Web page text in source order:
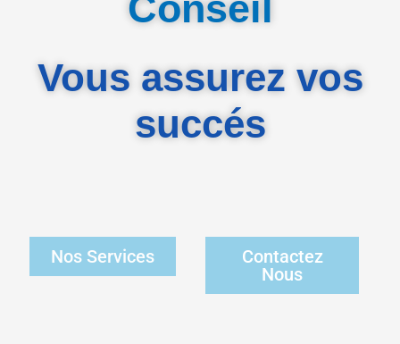
Vous assurez vos
succés
Nos Services
Contactez
Nous